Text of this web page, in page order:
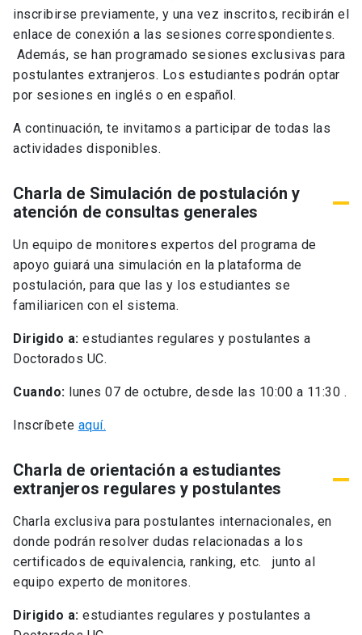
inscribirse previamente, y una vez inscritos, recibirán el
enlace de conexión a las sesiones correspondientes.
Además, se han programado sesiones exclusivas para
postulantes extranjeros. Los estudiantes podrán optar
por sesiones en inglés o en español.
A continuación, te invitamos a participar de todas las
actividades disponibles.
Charla de Simulación de postulación y
atención de consultas generales
Un equipo de monitores expertos del programa de
apoyo guiará una simulación en la plataforma de
postulación, para que las y los estudiantes se
familiaricen con el sistema.
Dirigido a: estudiantes regulares y postulantes a
Doctorados UC.
Cuando: lunes 07 de octubre, desde las 10:00 a 11:30 .
Inscríbete aquí.
Charla de orientación a estudiantes
extranjeros regulares y postulantes
Charla exclusiva para postulantes internacionales, en
donde podrán resolver dudas relacionadas a los
certificados de equivalencia, ranking, etc. junto al
equipo experto de monitores.
Dirigido a: estudiantes regulares y postulantes a